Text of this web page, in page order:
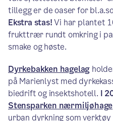
tillegg er de oaser for
Ekstra stas!Vi har plantet
frukttrær rundt omkring i
smake og høste.
Dyrkebakken hagelag
på Marienlyst med
biedrift og insektshotell. I
Stensparken nærmiljøhage
urban dyrkning som